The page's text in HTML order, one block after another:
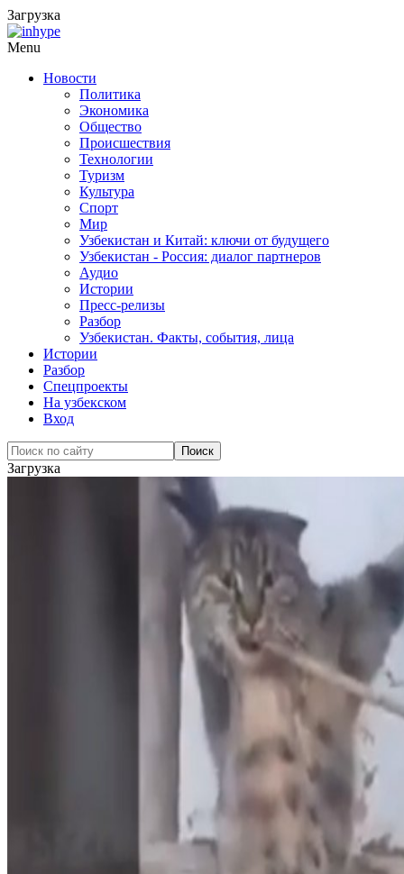
Загрузка
Menu
Новости
Политика
Экономика
Общество
Происшествия
Технологии
Туризм
Культура
Спорт
Мир
Узбекистан и Китай: ключи от будущего
Узбекистан - Россия: диалог партнеров
Аудио
Истории
Пресс-релизы
Разбор
Узбекистан. Факты, события, лица
Истории
Разбор
Спецпроекты
На узбекском
Вход
Загрузка